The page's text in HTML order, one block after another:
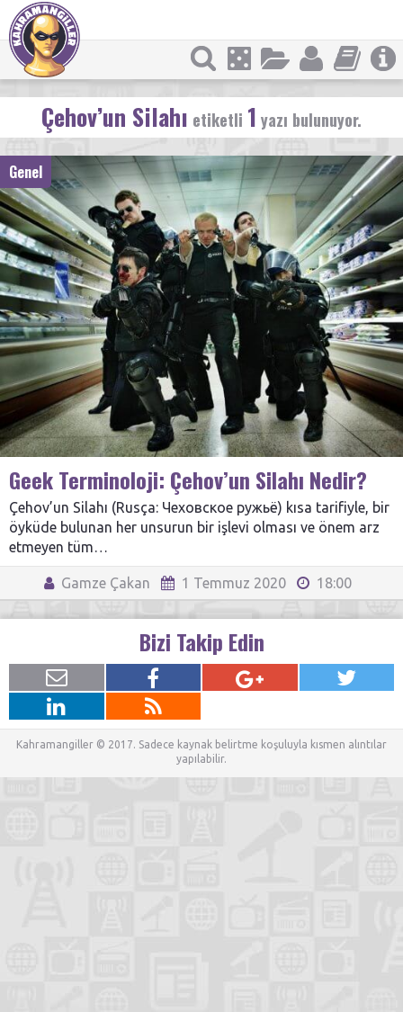
Çehov’un Silahı etiketli 1 yazı bulunuyor.
Genel
Geek Terminoloji: Çehov’un Silahı Nedir?
Çehov’un Silahı (Rusça: Чеховское ружьё) kısa tarifiyle, bir
öyküde bulunan her unsurun bir işlevi olması ve önem arz
etmeyen tüm…
Gamze Çakan 1 Temmuz 2020 18:00
Bizi Takip Edin
Kahramangiller © 2017. Sadece kaynak belirtme koşuluyla kısmen alıntılar
yapılabilir.